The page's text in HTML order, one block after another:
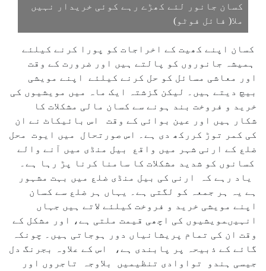
کسان جانور لئے کھڑے رہے کوئی خریدار نہیں
ملا( فائل فوٹو)
کسان اپنے کھیت کے اخراجات کو پورا کرنے کیلئے
ہمیشہ جانوروں کو پالتے ہیں اور ضرورت کے وقت
اور معاشی مسائل کو حل کرنے کیلئے اپنے مویشی
بیچ دیتے ہیں۔ لیکن گزشتہ ایک ماہ میں مویشیوں کی
خرید و فروخت بند ہونے سے کسان مالی مشکلات کا
شکار ہیں اور عین بوائی کے وقت اس بائیکاٹ نے ان
کی کمر توڑ کررکھ دی ہے۔ اس صورتحال میں ایوت محل
ضلع کے ارنی شہر میں واقع بیل منڈی میں آنے والے
کسانوں کو شدید مشکلات کا سامنا کرنا پڑ رہا ہے۔
یاد رہے کہ ارنی کی بیل منڈی ضلع میں بہت مشہور
ہے یہ ہر جمعہ کو لگتی ہے۔ یہاں ہر ضلع سے کسان
اپنے مویشی خرید و فروخت کیلئے لاتے ہیں جہاں
انہیںمویشیوں کی اچھی قیمت ملتی ہے، اور مشکل کے
وقت ان کی تمام پریشانیاں دور ہوجاتی ہیں۔ چونکہ
گائے کے ذبیحہ پر پابندی ہے، اس کے علاوہ بجرنگ دل
جیسی ہندو تواوادی تنظیمیں بلاوجہ تاجروں اور